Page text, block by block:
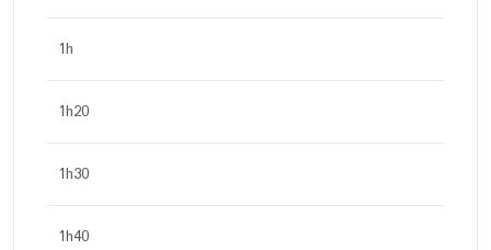
1h
1h20
1h30
1h40